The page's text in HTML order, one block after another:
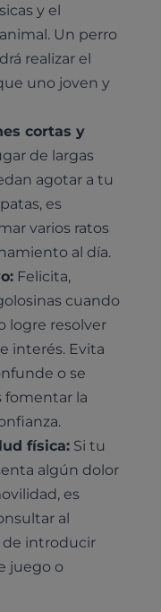
y el
Un perro
realizar el
uno joven y
cortas y
de largas
agotar a tu
es
varios ratos
al día.
Felicita,
cuando
logre resolver
interés. Evita
o se
fomentar la
física: Si tu
algún dolor
es
al
de introducir
juego o